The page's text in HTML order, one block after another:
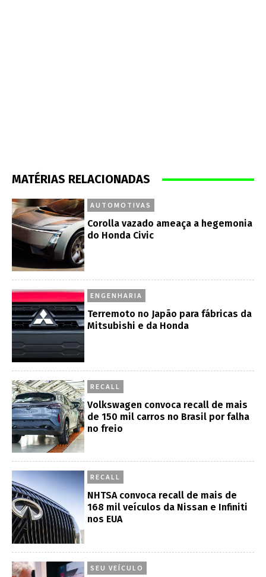
MATÉRIAS RELACIONADAS
AUTOMOTIVAS
Corolla vazado ameaça a hegemonia
do Honda Civic
ENGENHARIA
Terremoto no Japão para fábricas da
Mitsubishi e da Honda
RECALL
Volkswagen convoca recall de mais
de 150 mil carros no Brasil por falha
no freio
RECALL
NHTSA convoca recall de mais de
168 mil veículos da Nissan e Infiniti
nos EUA
SEU VEÍCULO